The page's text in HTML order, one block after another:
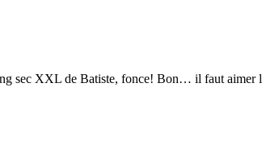
sec XXL de Batiste, fonce! Bon… il faut